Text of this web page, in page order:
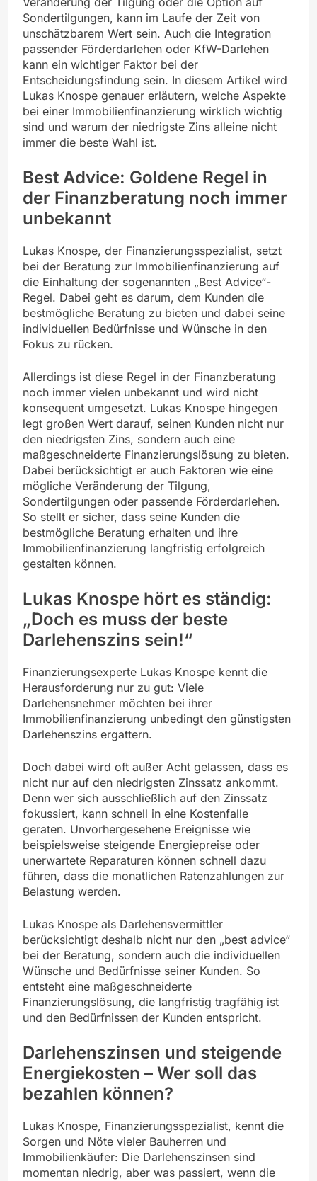
Sondertilgungen, kann im Laufe der Zeit von
unschätzbarem Wert sein. Auch die Integration
passender Förderdarlehen oder KfW-Darlehen
kann ein wichtiger Faktor bei der
Entscheidungsfindung sein. In diesem Artikel wird
Lukas Knospe genauer erläutern, welche Aspekte
bei einer Immobilienfinanzierung wirklich wichtig
sind und warum der niedrigste Zins alleine nicht
immer die beste Wahl ist.
Best Advice: Goldene Regel in
der Finanzberatung noch immer
unbekannt
Lukas Knospe, der Finanzierungsspezialist, setzt
bei der Beratung zur Immobilienfinanzierung auf
die Einhaltung der sogenannten „Best Advice“-
Regel. Dabei geht es darum, dem Kunden die
bestmögliche Beratung zu bieten und dabei seine
individuellen Bedürfnisse und Wünsche in den
Fokus zu rücken.
Allerdings ist diese Regel in der Finanzberatung
noch immer vielen unbekannt und wird nicht
konsequent umgesetzt. Lukas Knospe hingegen
legt großen Wert darauf, seinen Kunden nicht nur
den niedrigsten Zins, sondern auch eine
maßgeschneiderte Finanzierungslösung zu bieten.
Dabei berücksichtigt er auch Faktoren wie eine
mögliche Veränderung der Tilgung,
Sondertilgungen oder passende Förderdarlehen.
So stellt er sicher, dass seine Kunden die
bestmögliche Beratung erhalten und ihre
Immobilienfinanzierung langfristig erfolgreich
gestalten können.
Lukas Knospe hört es ständig:
„Doch es muss der beste
Darlehenszins sein!“
Finanzierungsexperte Lukas Knospe kennt die
Herausforderung nur zu gut: Viele
Darlehensnehmer möchten bei ihrer
Immobilienfinanzierung unbedingt den günstigsten
Darlehenszins ergattern.
Doch dabei wird oft außer Acht gelassen, dass es
nicht nur auf den niedrigsten Zinssatz ankommt.
Denn wer sich ausschließlich auf den Zinssatz
fokussiert, kann schnell in eine Kostenfalle
geraten. Unvorhergesehene Ereignisse wie
beispielsweise steigende Energiepreise oder
unerwartete Reparaturen können schnell dazu
führen, dass die monatlichen Ratenzahlungen zur
Belastung werden.
Lukas Knospe als Darlehensvermittler
berücksichtigt deshalb nicht nur den „best advice“
bei der Beratung, sondern auch die individuellen
Wünsche und Bedürfnisse seiner Kunden. So
entsteht eine maßgeschneiderte
Finanzierungslösung, die langfristig tragfähig ist
und den Bedürfnissen der Kunden entspricht.
Darlehenszinsen und steigende
Energiekosten – Wer soll das
bezahlen können?
Lukas Knospe, Finanzierungsspezialist, kennt die
Sorgen und Nöte vieler Bauherren und
Immobilienkäufer: Die Darlehenszinsen sind
momentan niedrig, aber was passiert, wenn die